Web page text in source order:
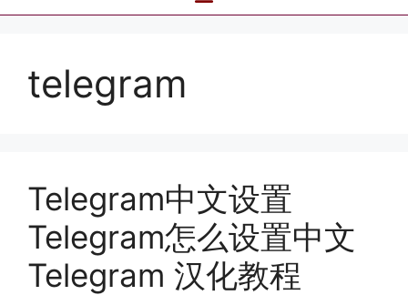
telegram
Telegram中文设置
Telegram怎么设置中文
Telegram 汉化教程